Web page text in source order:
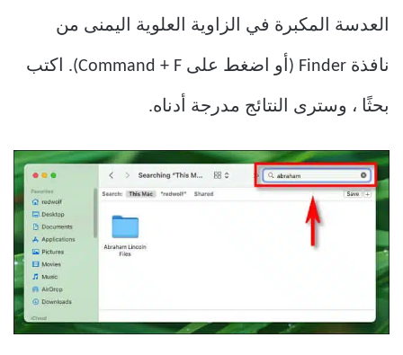
العدسة المكبرة في الزاوية العلوية اليمنى من
نافذة Finder (أو اضغط على Command + F). اكتب
بحثًا ، وسترى النتائج مدرجة أدناه.